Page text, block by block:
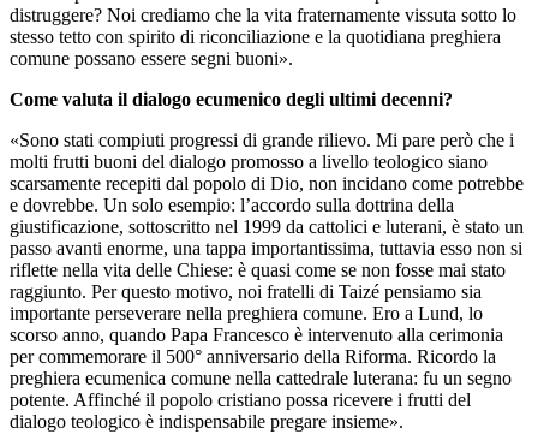
distruggere? Noi crediamo che la vita fraternamente vissuta sotto lo
stesso tetto con spirito di riconciliazione e la quotidiana preghiera
comune possano essere segni buoni».
Come valuta il dialogo ecumenico degli ultimi decenni?
«Sono stati compiuti progressi di grande rilievo. Mi pare però che i
molti frutti buoni del dialogo promosso a livello teologico siano
scarsamente recepiti dal popolo di Dio, non incidano come potrebbe
e dovrebbe. Un solo esempio: l’accordo sulla dottrina della
giustificazione, sottoscritto nel 1999 da cattolici e luterani, è stato un
passo avanti enorme, una tappa importantissima, tuttavia esso non si
riflette nella vita delle Chiese: è quasi come se non fosse mai stato
raggiunto. Per questo motivo, noi fratelli di Taizé pensiamo sia
importante perseverare nella preghiera comune. Ero a Lund, lo
scorso anno, quando Papa Francesco è intervenuto alla cerimonia
per commemorare il 500° anniversario della Riforma. Ricordo la
preghiera ecumenica comune nella cattedrale luterana: fu un segno
potente. Affinché il popolo cristiano possa ricevere i frutti del
dialogo teologico è indispensabile pregare insieme».